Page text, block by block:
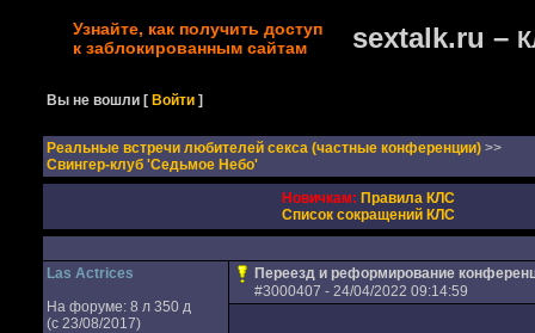
Узнайте, как получить доступ
к заблокированным сайтам
sextalk.ru –
Вы не вошли [Войти ]
Реальные встречи любителей секса (частные конференции) >>
Свингер-клуб 'Седьмое Небо'
Новичкам: Правила КЛС
Список сокращений КЛС
Las Actrices
На форуме: 8 л 350 д
(с 23/08/2017)
Переезд и реформирование
#3000407 - 24/04/2022 09:14:59